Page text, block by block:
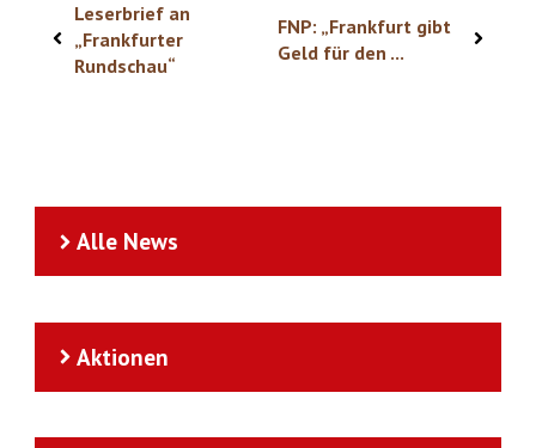
Leserbrief an
„Frankfurter
Rundschau“
FNP: „Frankfurt gibt
Geld für den ...
Alle News
Aktionen